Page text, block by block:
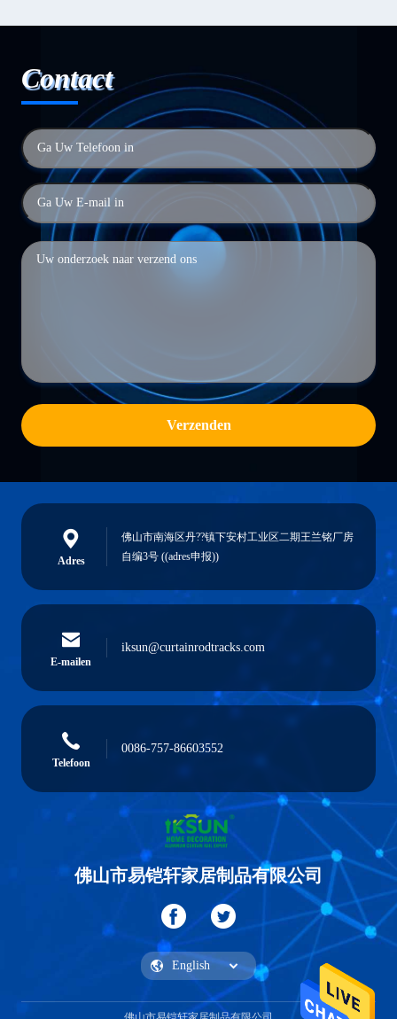
Contact
Verzenden
Adres
佛山市南海区丹??镇下安村工业区二期王兰铭厂房
自编3号 ((adres申报))
E-mailen
iksun@curtainrodtracks.com
Telefoon
0086-757-86603552
佛山市易铠轩家居制品有限公司